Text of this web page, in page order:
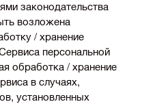
законодательства
возложена
/ хранение
персональной
обработка / хранение
в случаях,
установленных